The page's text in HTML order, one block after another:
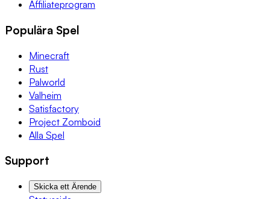
Affiliateprogram
Populära Spel
Minecraft
Rust
Palworld
Valheim
Satisfactory
Project Zomboid
Alla Spel
Support
Skicka ett Ärende